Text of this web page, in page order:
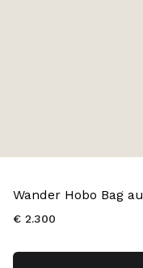
Wander Hobo Bag
€ 2.300